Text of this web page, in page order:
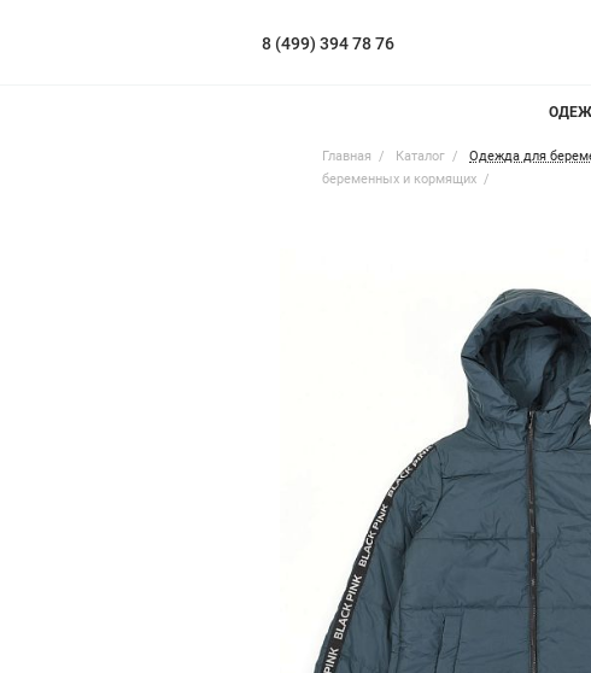
8 (499) 394 78 76
Главная Каталог Одежда для
беременных и кормящих